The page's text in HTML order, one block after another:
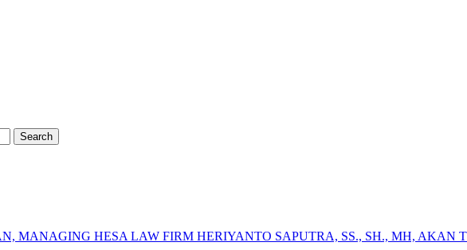
MANAGING HESA LAW FIRM HERIYANTO SAPUTRA, SS., SH., MH, AKAN